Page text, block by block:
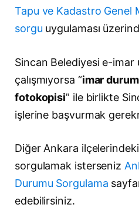
Tapu ve Kadastro Genel
sorgu uygulaması
Sincan Belediyesi e-imar
çalışmıyorsa “imar
fotokopisi” ile birlikte
işlerine başvurmak
Diğer Ankara
sorgulamak isterseniz
Durumu Sorgulama
edebilirsiniz.